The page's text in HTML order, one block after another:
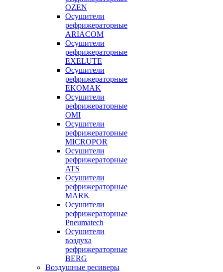
OZEN
Осушители
рефрижераторные
ARIACOM
Осушители
рефрижераторные
EXELUTE
Осушители
рефрижераторные
EKOMAK
Осушители
рефрижераторные
OMI
Осушители
рефрижераторные
MICROPOR
Осушители
рефрижераторные
ATS
Осушители
рефрижераторные
MARK
Осушители
рефрижераторные
Pneumatech
Осушители
воздуха
рефрижераторные
BERG
Воздушные ресиверы